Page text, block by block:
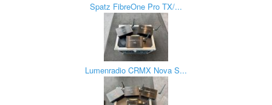
Spatz FibreOne Pro TX/...
Lumenradio CRMX Nova S...